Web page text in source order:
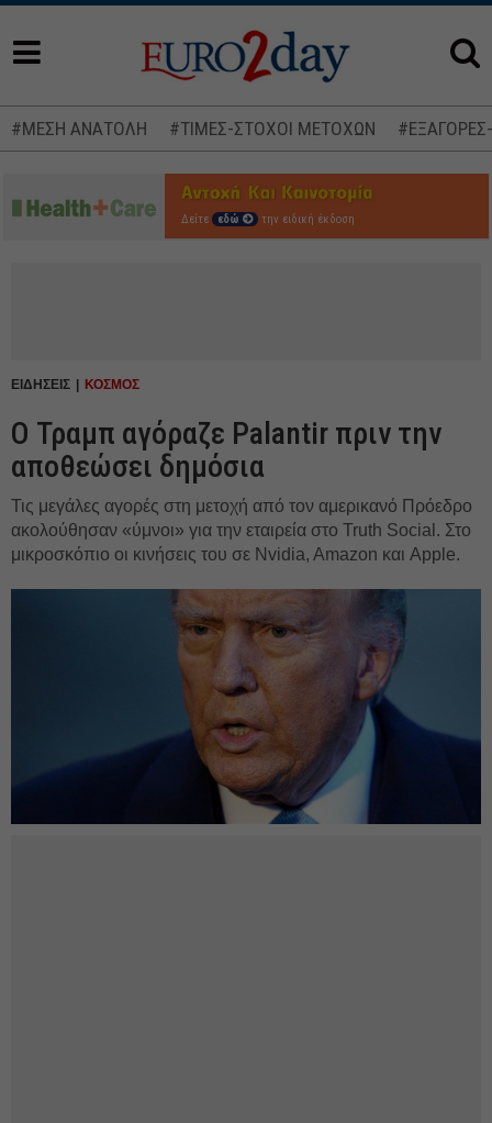
#ΜΕΣΗ ΑΝΑΤΟΛΗ #ΤΙΜΕΣ-ΣΤΟΧΟΙ ΜΕΤΟΧΩΝ
Δείτε εδώ την ειδική έκδοση
ΕΙΔΗΣΕΙΣ ΚΟΣΜΟΣ
Ο Τραμπ αγόραζε Palantir πριν την
αποθεώσει δημόσια
Τις μεγάλες αγορές στη μετοχή από τον αμερικανό Πρόεδρο
ακολούθησαν «ύμνοι» για την εταιρεία στο Truth Social. Στο
μικροσκόπιο οι κινήσεις του σε Nvidia, Amazon και Apple.